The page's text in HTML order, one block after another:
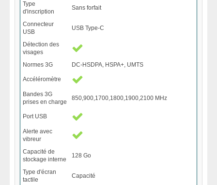
Type
d'inscription
Sans forfait
Connecteur
USB
USB Type-C
Détection des
visages
Normes 3G
DC-HSDPA, HSPA+, UMTS
Accéléromètre
Bandes 3G
prises en charge
850,900,1700,1800,1900,2100 MHz
Port USB
Alerte avec
vibreur
Capacité de
stockage interne
128 Go
Type d'écran
tactile
Capacité